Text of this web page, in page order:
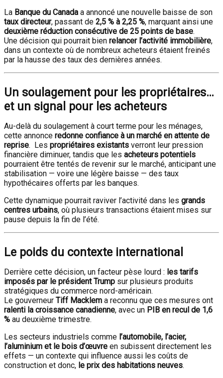
La Banque du Canada a annoncé une nouvelle baisse de son
taux directeur, passant de 2,5 % à 2,25 %, marquant ainsi une
deuxième réduction consécutive de 25 points de base.
Une décision qui pourrait bien relancer l’activité immobilière,
dans un contexte où de nombreux acheteurs étaient freinés
par la hausse des taux des dernières années.
Un soulagement pour les propriétaires…
et un signal pour les acheteurs
Au-delà du soulagement à court terme pour les ménages,
cette annonce redonne confiance à un marché en attente de
reprise. Les propriétaires existants verront leur pression
financière diminuer, tandis que les acheteurs potentiels
pourraient être tentés de revenir sur le marché, anticipant une
stabilisation — voire une légère baisse — des taux
hypothécaires offerts par les banques.
Cette dynamique pourrait raviver l’activité dans les grands
centres urbains, où plusieurs transactions étaient mises sur
pause depuis la fin de l’été.
Le poids du contexte international
Derrière cette décision, un facteur pèse lourd : les tarifs
imposés par le président Trump sur plusieurs produits
stratégiques du commerce nord-américain.
Le gouverneur Tiff Macklem a reconnu que ces mesures ont
ralenti la croissance canadienne, avec un PIB en recul de 1,6
% au deuxième trimestre.
Les secteurs industriels comme l’automobile, l’acier,
l’aluminium et le bois d’œuvre en subissent directement les
effets — un contexte qui influence aussi les coûts de
construction et donc, le prix des habitations neuves.